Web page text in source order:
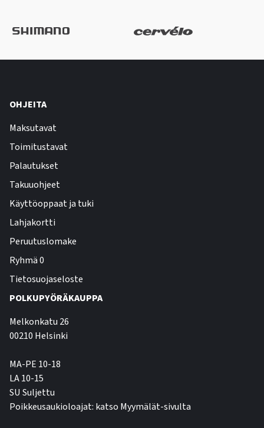
OHJEITA
Maksutavat
Toimitustavat
Palautukset
Takuuohjeet
Käyttöoppaat ja tuki
Lahjakortti
Peruutuslomake
Ryhmä 0
Tietosuojaseloste
POLKUPYÖRÄKAUPPA
Melkonkatu 26
00210 Helsinki
MA-PE 10-18
LA 10-15
SU Suljettu
Poikkeusaukioloajat: katso Myymälät-sivulta